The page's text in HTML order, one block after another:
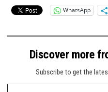
WhatsApp
Discover more
Subscribe to get the
Type your email…